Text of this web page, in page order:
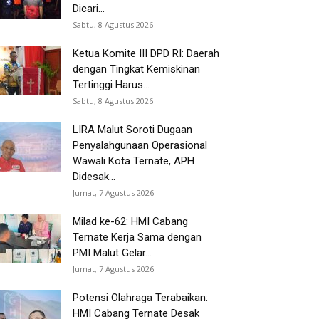
Dicari...
Sabtu, 8 Agustus 2026
Ketua Komite III DPD RI: Daerah
dengan Tingkat Kemiskinan
Tertinggi Harus...
Sabtu, 8 Agustus 2026
LIRA Malut Soroti Dugaan
Penyalahgunaan Operasional
Wawali Kota Ternate, APH
Didesak...
Jumat, 7 Agustus 2026
Milad ke-62: HMI Cabang
Ternate Kerja Sama dengan
PMI Malut Gelar...
Jumat, 7 Agustus 2026
Potensi Olahraga Terabaikan:
HMI Cabang Ternate Desak